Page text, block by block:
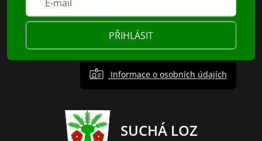
PŘIHLÁSIT
Informace o osobních údajích
SUCHÁ LOZ